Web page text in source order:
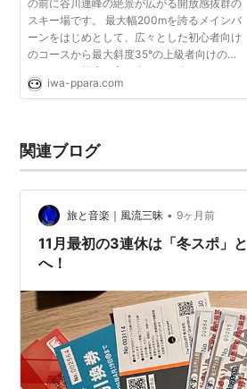
の前に谷川連峰の絶景が広がる開放感抜群の
スキー場です。 最大幅200mを誇るメインバ
ーンをはじめとして、広々とした初心者向け
のコースから最大斜度35°の上級者向けのコ
ースまで、幅広い方が楽しめる全20コースを
そなえています。
iwa-ppara.com
関連ブログ
旅と音楽｜風流三昧 • 9ヶ月前
11月最初の3連休は「冬スポ」
へ！